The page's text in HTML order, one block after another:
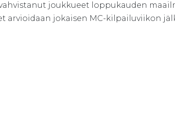
joukkueet loppukauden
arvioidaan jokaisen MC-kilpailuviikon